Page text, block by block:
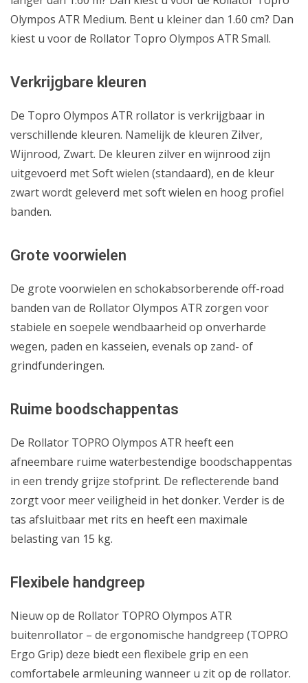
Olympos ATR Medium. Bent u kleiner dan 1.60 cm? Dan
kiest u voor de Rollator Topro Olympos ATR Small.
Verkrijgbare kleuren
De Topro Olympos ATR rollator is verkrijgbaar in
verschillende kleuren. Namelijk de kleuren Zilver,
Wijnrood, Zwart. De kleuren zilver en wijnrood zijn
uitgevoerd met Soft wielen (standaard), en de kleur
zwart wordt geleverd met soft wielen en hoog profiel
banden.
Grote voorwielen
De grote voorwielen en schokabsorberende off-road
banden van de Rollator Olympos ATR zorgen voor
stabiele en soepele wendbaarheid op onverharde
wegen, paden en kasseien, evenals op zand- of
grindfunderingen.
Ruime boodschappentas
De Rollator TOPRO Olympos ATR heeft een
afneembare ruime waterbestendige boodschappentas
in een trendy grijze stofprint. De reflecterende band
zorgt voor meer veiligheid in het donker. Verder is de
tas afsluitbaar met rits en heeft een maximale
belasting van 15 kg.
Flexibele handgreep
Nieuw op de Rollator TOPRO Olympos ATR
buitenrollator – de ergonomische handgreep (TOPRO
Ergo Grip) deze biedt een flexibele grip en een
comfortabele armleuning wanneer u zit op de rollator.